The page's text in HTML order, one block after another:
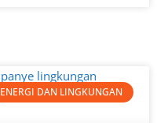
ENERGI DAN LINGKUNGAN